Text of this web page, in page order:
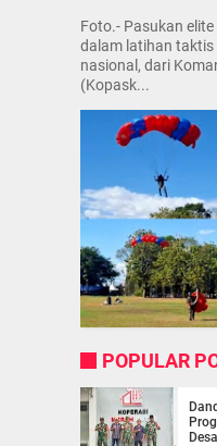
Foto.- Pasukan
dalam latihan
nasional, dari
(Kopask...
POPULAR